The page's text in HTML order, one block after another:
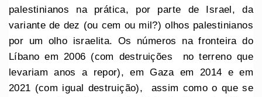
palestinianos na prática, por parte de Israel, da
variante de dez (ou cem ou mil?) olhos palestinianos
por um olho israelita. Os números na fronteira do
Líbano em 2006 (com destruições no terreno que
levariam anos a repor), em Gaza em 2014 e em
2021 (com igual destruição), assim como o que se